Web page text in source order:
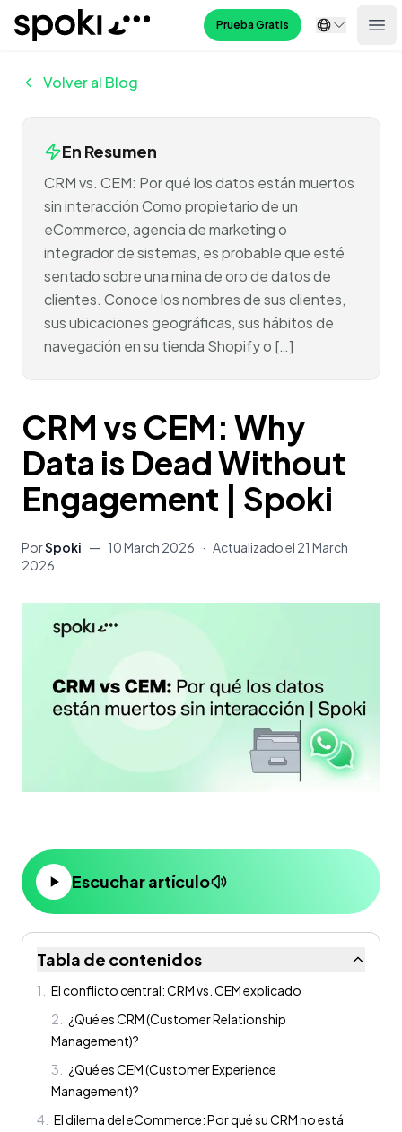
Spoki Prueba Gratis
Volver al Blog
En Resumen
CRM vs. CEM: Por qué los datos están muertos
sin interacción Como propietario de un
eCommerce, agencia de marketing o
integrador de sistemas, es probable que esté
sentado sobre una mina de oro de datos de
clientes. Conoce los nombres de sus clientes,
sus ubicaciones geográficas, sus hábitos de
navegación en su tienda Shopify o […]
CRM vs CEM: Why
Data is Dead Without
Engagement | Spoki
PorSpoki — 10 March 2026 · Actualizado el 21 March
2026
Escuchar artículo
Tabla de contenidos
1
El conflicto central: CRM vs. CEM explicado
2
¿Qué es CRM (Customer Relationship
Management)?
3
¿Qué es CEM (Customer Experience
Management)?
4
El dilema del eCommerce: Por qué su CRM no está